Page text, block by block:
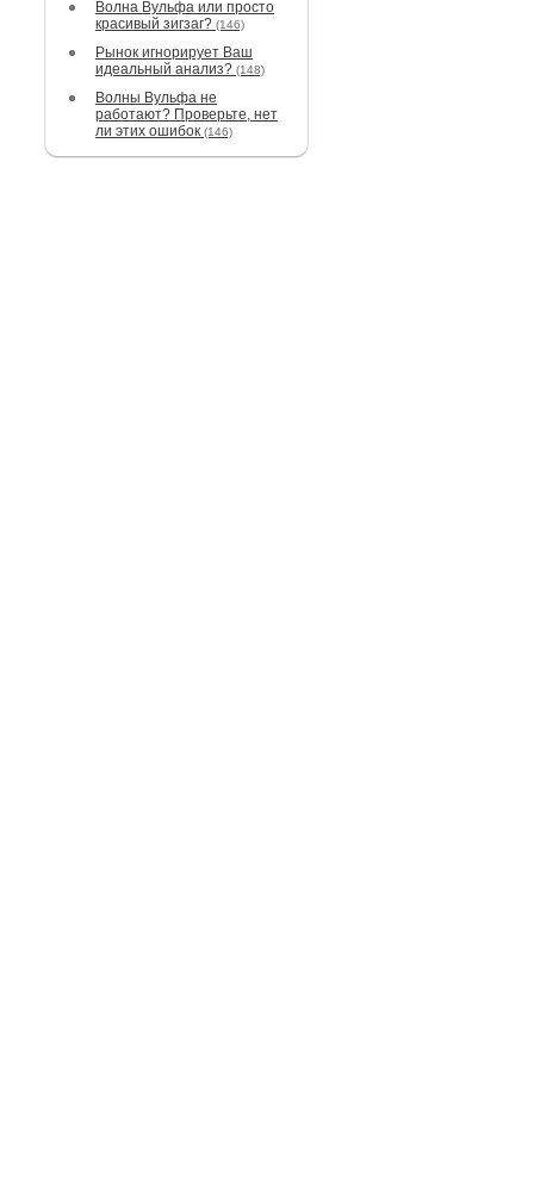
Волна Вульфа или просто
красивый зигзаг? (146)
Рынок игнорирует Ваш
идеальный анализ? (148)
Волны Вульфа не
работают? Проверьте, нет
ли этих ошибок (146)